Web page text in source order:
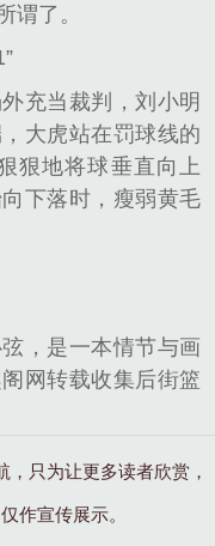
谓了。
充当裁判，刘小明
大虎站在罚球线的
狠地将球垂直向上
下落时，瘦弱黄毛
，是一本情节与画
网转载收集后街篮
只为让更多读者欣赏，
作宣传展示。